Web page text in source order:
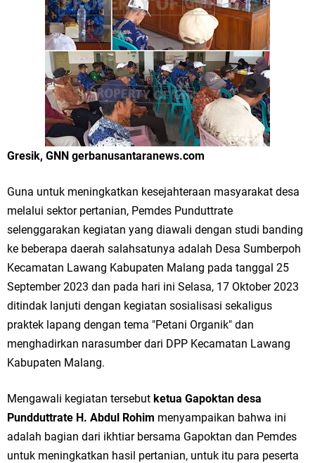
Tumpeng Nasi Krawu Pecahkan Rekor MURI, KWGe Angkat Kuliner
Gresik ke Panggung Dunia
FOZ Jatim, BAZNAS, dan Kemenag Salurkan 22.456 Bingkisan Lebaran
Yatim Serentak di Berbagai Daerah di Jawa Timur
Bupati Gresik Gus Yani Resmikan Kantor Desa Sidoraharjo: Simbol
Optik Merlin Donasikan Rp10,36 Juta, Perkuat Keberlanjutan Program
Ruwatan Malam Satu Suro di Dusun Kedungsekar Lor, Tradisi Luhur
Ketua DPD Golkar Gresik Wongso Negoro Sambut Tahun Baru Islam
1448 H dengan Doa Kedamaian
Tahun Baru Islam 1448 H
Selamat Tahun Baru Islam 1 Muharram 1448 H: Pesan Hijrah Drs. H.
Gresik, GNN gerbanusantaranews.com
Guna untuk meningkatkan kesejahteraan masyarakat desa
melalui sektor pertanian, Pemdes Punduttrate
selenggarakan kegiatan yang diawali dengan studi banding
ke beberapa daerah salahsatunya adalah Desa Sumberpoh
Kecamatan Lawang Kabupaten Malang pada tanggal 25
September 2023 dan pada hari ini Selasa, 17 Oktober 2023
ditindak lanjuti dengan kegiatan sosialisasi sekaligus
praktek lapang dengan tema "Petani Organik" dan
menghadirkan narasumber dari DPP Kecamatan Lawang
Kabupaten Malang.
Mengawali kegiatan tersebut ketua Gapoktan desa
Pundduttrate H. Abdul Rohim menyampaikan bahwa ini
adalah bagian dari ikhtiar bersama Gapoktan dan Pemdes
untuk meningkatkan hasil pertanian, untuk itu para peserta